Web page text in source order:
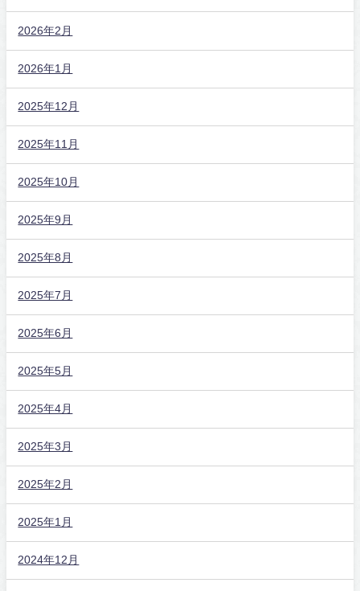
2026年2月
2026年1月
2025年12月
2025年11月
2025年10月
2025年9月
2025年8月
2025年7月
2025年6月
2025年5月
2025年4月
2025年3月
2025年2月
2025年1月
2024年12月